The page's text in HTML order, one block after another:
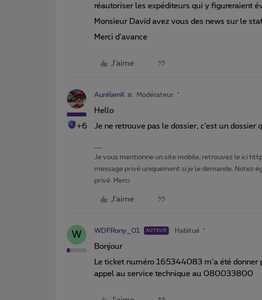
réautoriser les expéditeurs qui y figureraient
Monsieur David avez vous des news sur le
Merci d’avance
J'aime
+6
AurélienK Modérateur
Hello
Je ne retrouve pas le dossier, c’est un
Je vous mentionne un site mobile, retrouvez le ici
message privé uniquement si je le demande. Notez
privé. Merci
J'aime
W WDFRony_01 AUTEUR Habitué
Bonjour
Le ticket numéro 165344083 m’a été
appel au service technique au 080033800